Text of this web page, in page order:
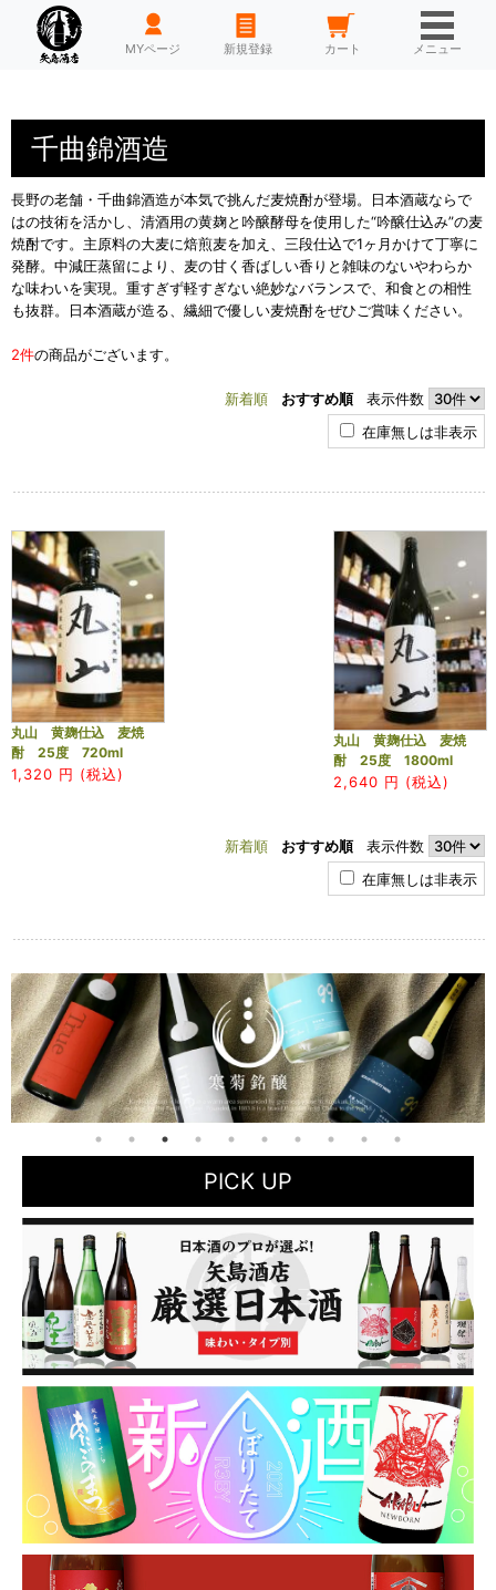
HOME MYページ 新規登録 カート メニュー
千曲錦酒造
長野の老舗・千曲錦酒造が本気で挑んだ麦焼酎が登場。日本酒蔵ならで
はの技術を活かし、清酒用の黄麹と吟醸酵母を使用した“吟醸仕込み”の麦
焼酎です。主原料の大麦に焙煎麦を加え、三段仕込で1ヶ月かけて丁寧に
発酵。中減圧蒸留により、麦の甘く香ばしい香りと雑味のないやわらか
な味わいを実現。重すぎず軽すぎない絶妙なバランスで、和食との相性
も抜群。日本酒蔵が造る、繊細で優しい麦焼酎をぜひご賞味ください。
2件の商品がございます。
新着順 おすすめ順表示件数
在庫無しは非表示
丸山 黄麹仕込 麦焼
酎 25度 720ml
1,320 円 (税込)
丸山 黄麹仕込 麦焼
酎 25度 1800ml
2,640 円 (税込)
新着順 おすすめ順表示件数
在庫無しは非表示
PICK UP